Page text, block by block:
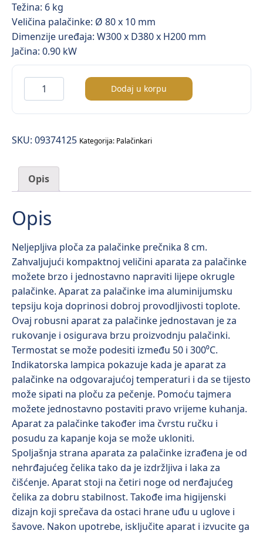
Težina: 6 kg
Veličina palačinke: Ø 80 x 10 mm
Dimenzije uređaja: W300 x D380 x H200 mm
Jačina: 0.90 kW
Električni
palačinkar
za
palačinke
Dodaj u korpu
SKU: 09374125 Kategorija: Palačinkari
Opis
Opis
Neljepljiva ploča za palačinke prečnika 8 cm.
Zahvaljujući kompaktnoj veličini aparata za palačinke
možete brzo i jednostavno napraviti lijepe okrugle
palačinke. Aparat za palačinke ima aluminijumsku
tepsiju koja doprinosi dobroj provodljivosti toplote.
Ovaj robusni aparat za palačinke jednostavan je za
rukovanje i osigurava brzu proizvodnju palačinki.
Termostat se može podesiti između 50 i 300⁰C.
Indikatorska lampica pokazuje kada je aparat za
palačinke na odgovarajućoj temperaturi i da se tijesto
može sipati na ploču za pečenje. Pomoću tajmera
možete jednostavno postaviti pravo vrijeme kuhanja.
Aparat za palačinke također ima čvrstu ručku i
posudu za kapanje koja se može ukloniti.
Spoljašnja strana aparata za palačinke izrađena je od
nehrđajućeg čelika tako da je izdržljiva i laka za
čišćenje. Aparat stoji na četiri noge od nerđajućeg
čelika za dobru stabilnost. Takođe ima higijenski
dizajn koji sprečava da ostaci hrane uđu u uglove i
šavove. Nakon upotrebe, isključite aparat i izvucite ga